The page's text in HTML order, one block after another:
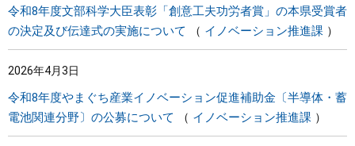
令和8年度文部科学大臣表彰「創意工夫功労者賞」の本県受賞者
の決定及び伝達式の実施について
イノベーション推進課
2026年4月3日
令和8年度やまぐち産業イノベーション促進補助金〔半導体・蓄
電池関連分野〕の公募について
イノベーション推進課